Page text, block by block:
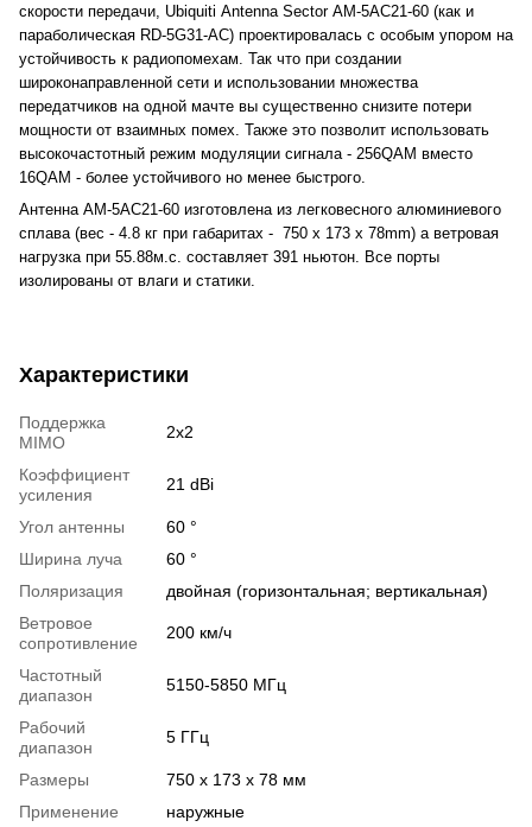
скорости передачи, Ubiquiti Antenna Sector AM-5AC21-60 (как и
параболическая RD-5G31-AC) проектировалась с особым упором на
устойчивость к радиопомехам. Так что при создании
широконаправленной сети и использовании множества
передатчиков на одной мачте вы существенно снизите потери
мощности от взаимных помех. Также это позволит использовать
высокочастотный режим модуляции сигнала - 256QAM вместо
16QAM - более устойчивого но менее быстрого.
Антенна AM-5AC21-60 изготовлена из легковесного алюминиевого
сплава (вес - 4.8 кг при габаритах - 750 x 173 x 78mm) а ветровая
нагрузка при 55.88м.с. составляет 391 ньютон. Все порты
изолированы от влаги и статики.
Характеристики
Поддержка
MIMO
2x2
Коэффициент
усиления
21 dBi
Угол антенны
60 °
Ширина луча
60 °
Поляризация
двойная (горизонтальная; вертикальная)
Ветровое
сопротивление
200 км/ч
Частотный
диапазон
5150-5850 МГц
Рабочий
диапазон
5 ГГц
Размеры
750 x 173 x 78 мм
Применение
наружные